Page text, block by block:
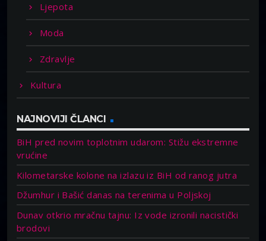
Ljepota
Moda
Zdravlje
Kultura
NAJNOVIJI ČLANCI
BiH pred novim toplotnim udarom: Stižu ekstremne
vrućine
Kilometarske kolone na izlazu iz BiH od ranog jutra
Džumhur i Bašić danas na terenima u Poljskoj
Dunav otkrio mračnu tajnu: Iz vode izronili nacistički
brodovi